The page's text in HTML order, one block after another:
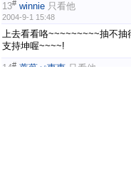
13# winnie 只看他
2004-9-1 15:48
上去看看咯~~~~~~~~~抽不
支持坤喔~~~~!
14# 薔薇ぺ惠惠 只看他